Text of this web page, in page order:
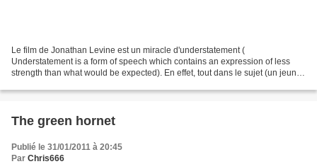
Le film de Jonathan Levine est un miracle d'understatement (
Understatement is a form of speech which contains an expression of less
strength than what would be expected). En effet, tout dans le sujet (un jeune
The green hornet
Publié le 31/01/2011 à 20:45
Par Chris666